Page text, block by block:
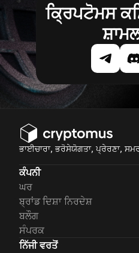
ਕ੍ਰਿਪਟੋਮਸ
ਭਾਈਚਾਰਾ, ਭਰੋਸੇਯੋਗਤਾ, ਪ੍ਰੇਰਣਾ,
ਕੰਪਨੀ
ਘਰ
ਬ੍ਰਾਂਡ ਦਿਸ਼ਾ ਨਿਰਦੇਸ਼
ਬਲੌਗ
ਸੰਪਰਕ
ਨਿੱਜੀ ਵਰਤੋਂ